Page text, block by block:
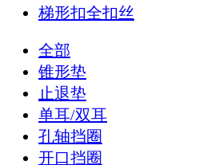
梯形扣全扣丝
全部
锥形垫
止退垫
单耳/双耳
孔轴挡圈
开口挡圈